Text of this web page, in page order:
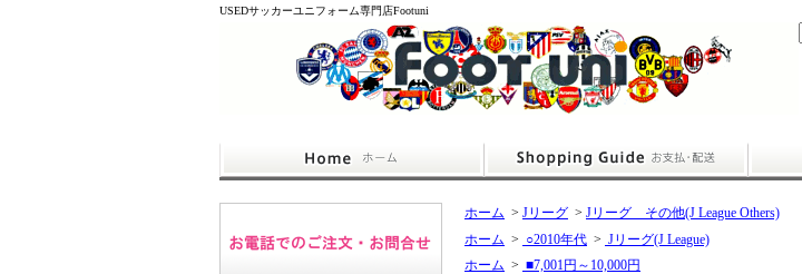
USEDサッカーユニフォーム専門店Footuni
ホーム > Jリーグ > Jリーグ その他(J League Others)
ホーム > ○2010年代 > Jリーグ(J League)
ホーム > ■7,001円～10,000円